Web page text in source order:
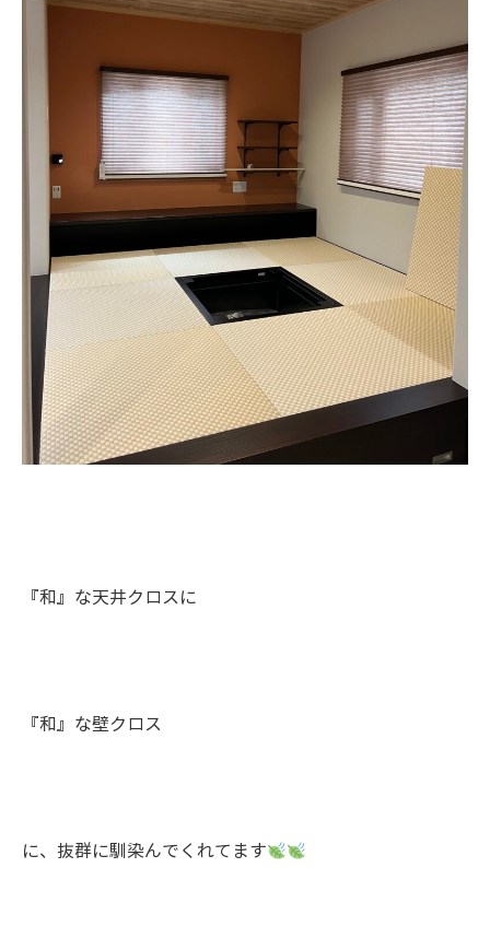
『和』な天井クロスに
『和』な壁クロス
に、抜群に馴染んでくれてます